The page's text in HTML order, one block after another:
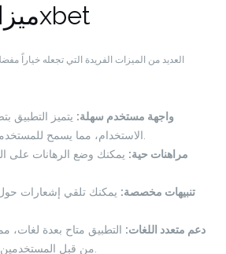
ميزات تطبيق 1xbet
واجهة مستخدم سهلة: يتميز التطبيق
مراهنات حية: يمكنك وضع الرهانات على
تنبيهات مخصصة: يمكنك تلقي إشعارات حول
دعم متعدد اللغات: التطبيق متاح بعدة لغات،